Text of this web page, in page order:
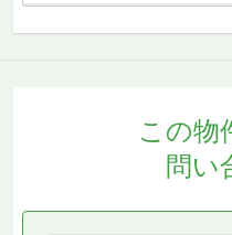
この物
問い